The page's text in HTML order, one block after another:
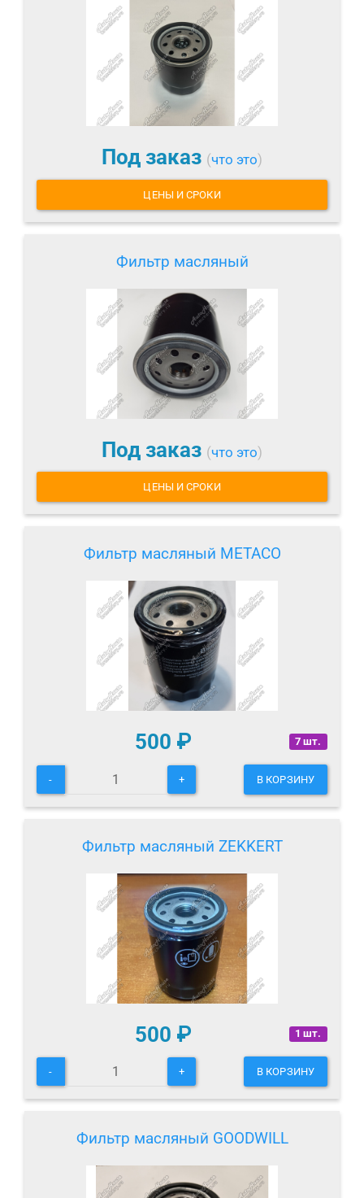
Под заказ (что это)
ЦЕНЫ И СРОКИ
Фильтр масляный
Под заказ (что это)
ЦЕНЫ И СРОКИ
Фильтр масляный METACO
7 шт.
500 ₽
- + В КОРЗИНУ
Фильтр масляный ZEKKERT
1 шт.
500 ₽
- + В КОРЗИНУ
Фильтр масляный GOODWILL